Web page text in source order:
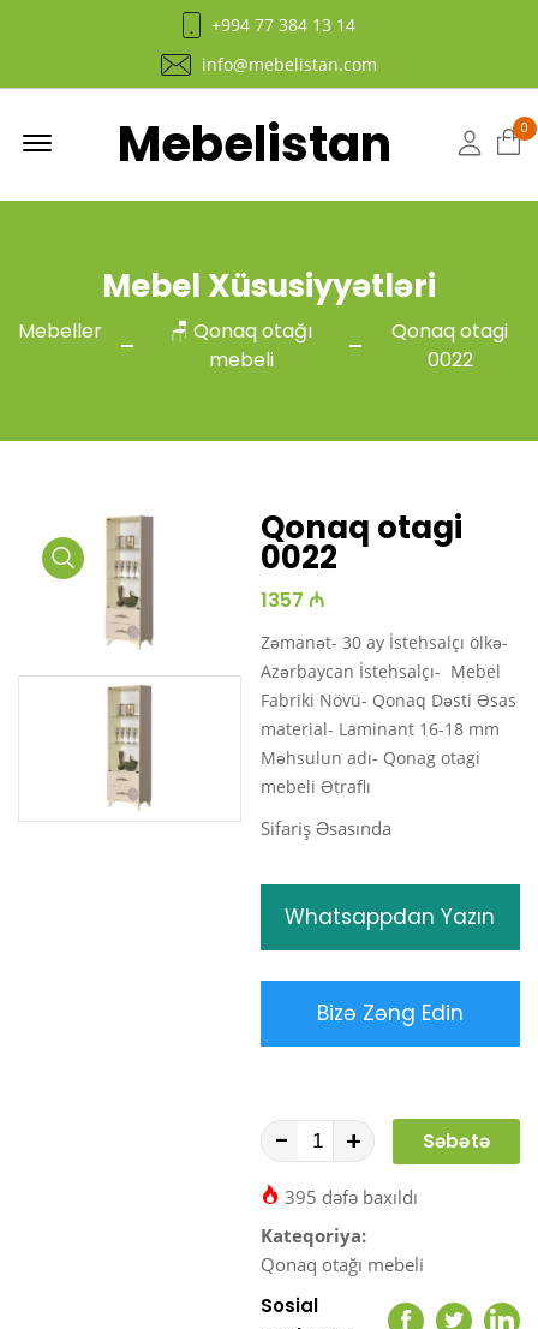
+994 77 384 13 14
info@mebelistan.com
Mebelistan 0
Mebel Xüsusiyyətləri
Mebeller
🪑 Qonaq otağı
mebeli
Qonaq otagi
0022
Media
Gallery
Qonaq otagi
0022
1357 ₼
Zəmanət- 30 ay İstehsalçı ölkə-
Azərbaycan İstehsalçı- Mebel
Fabriki Növü- Qonaq Dəsti Əsas
material- Laminant 16-18 mm
Məhsulun adı- Qonag otagi
mebeli Ətraflı
Sifariş Əsasında
Whatsappdan Yazın
Bizə Zəng Edin
- +
Səbətə
395 dəfə baxıldı
Kateqoriya:
Qonaq otağı mebeli
Sosial